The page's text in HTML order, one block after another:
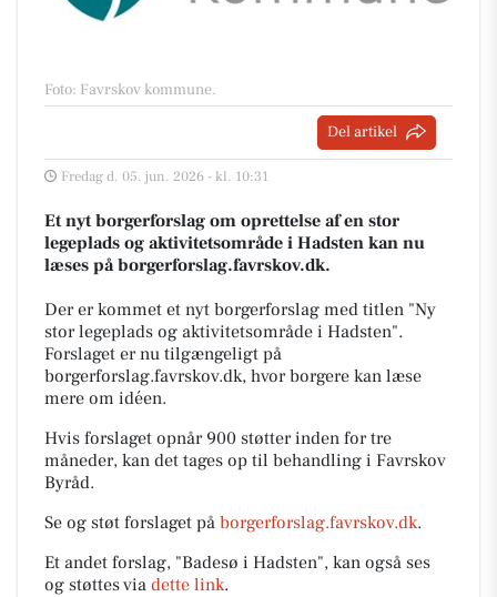
Foto: Favrskov kommune.
Del artikel
Fredag d. 05. jun. 2026 - kl. 10:31
Et nyt borgerforslag om oprettelse af en stor
legeplads og aktivitetsområde i Hadsten kan nu
læses på borgerforslag.favrskov.dk.
Der er kommet et nyt borgerforslag med titlen "Ny
stor legeplads og aktivitetsområde i Hadsten".
Forslaget er nu tilgængeligt på
borgerforslag.favrskov.dk, hvor borgere kan læse
mere om idéen.
Hvis forslaget opnår 900 støtter inden for tre
måneder, kan det tages op til behandling i Favrskov
Byråd.
Se og støt forslaget på borgerforslag.favrskov.dk.
Et andet forslag, "Badesø i Hadsten", kan også ses
og støttes via dette link.